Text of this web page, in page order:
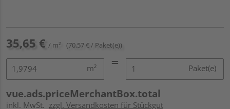
35,65 € / m² (70,57 € / Paket(e))
m² Paket(e)
vue.ads.priceMerchantBox.total
inkl. MwSt. zzgl. Versandkosten für Stückgut